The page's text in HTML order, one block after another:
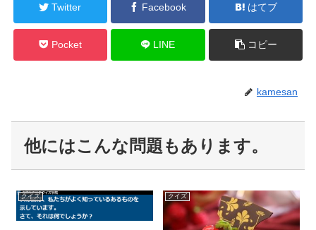
Twitter Facebook はてブ
Pocket LINE コピー
kamesan
他にはこんな問題もあります。
クイズ クイズ